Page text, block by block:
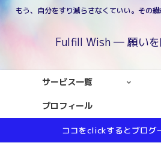
もう、自分をすり減らさなくていい。その
Fulfill Wish ― 願い
サービス一覧
プロフィール
ココをclickするとブログ